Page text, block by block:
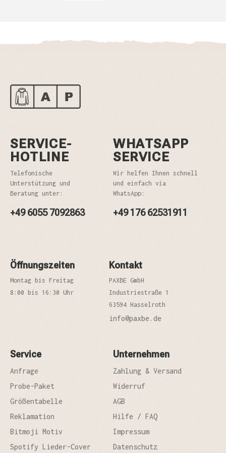
SERVICE-
HOTLINE
Telefonische
Unterstützung und
Beratung unter:
+49 6055 7092863
WHATSAPP
SERVICE
Wir helfen Ihnen schnell
und einfach via
WhatsApp:
+49 176 62531911
Öffnungszeiten
Montag bis Freitag
8:00 bis 16:30 Uhr
Kontakt
PAXBE GmbH
Industriestraße 1
63594 Hasselroth
info@paxbe.de
Service
Anfrage
Probe-Paket
Größentabelle
Reklamation
Bitmoji Motiv
Spotify Lieder-Cover
Unternehmen
Zahlung & Versand
Widerruf
AGB
Hilfe / FAQ
Impressum
Datenschutz